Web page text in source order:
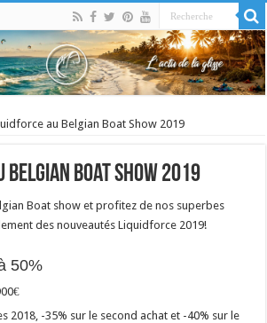
au Belgian Boat Show 2019
Boat Show 2019
Boat show et profitez de nos superbes
des nouveautés Liquidforce 2019!
50%
2018, -35% sur le second achat et -40% sur le